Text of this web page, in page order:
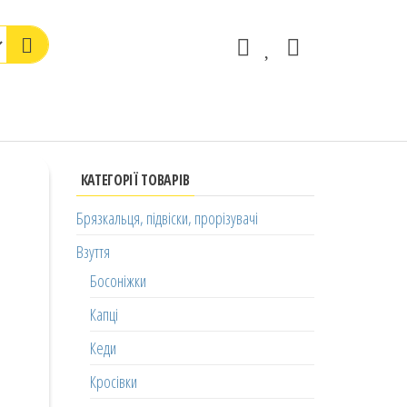
КАТЕГОРІЇ ТОВАРІВ
Брязкальця, підвіски, прорізувачі
Взуття
Босоніжки
Капці
Кеди
Кросівки